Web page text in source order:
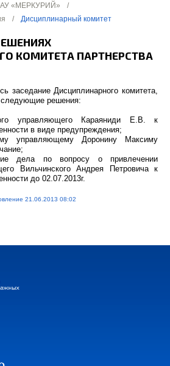
«МЕРКУРИЙ»
/
/ Дисциплинарный комитет
КОМИТЕТА ПАРТНЕРСТВА
заседание Дисциплинарного комитета,
решения:
управляющего Караяниди Е.В. к
в виде предупреждения;
управляющему Доронину Максиму
дела по вопросу о привлечении
Вильчинского Андрея Петровича к
до 02.07.2013г.
21.06.2013 08:02